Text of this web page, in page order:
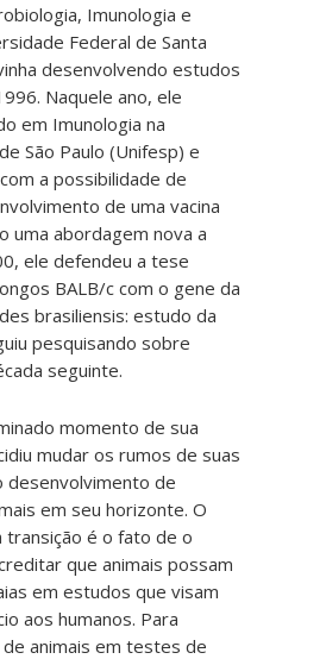
Imunologia e
Federal de Santa
desenvolvendo estudos
Naquele ano, ele
em Imunologia na
São Paulo (Unifesp) e
a possibilidade de
de uma vacina
uma abordagem nova a
ele defendeu a tese
BALB/c com o gene da
brasiliensis: estudo da
pesquisando sobre
seguinte.
momento de sua
mudar os rumos de suas
desenvolvimento de
em seu horizonte. O
é o fato de o
que animais possam
em estudos que visam
aos humanos. Para
animais em testes de